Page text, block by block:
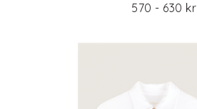
570 - 630 kr